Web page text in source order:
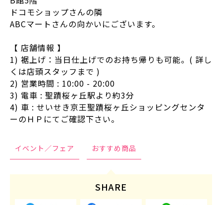
ドコモショップさんの隣
ABCマートさんの向かいにございます。
【 店舗情報 】
1) 裾上げ：当日仕上げでのお持ち帰りも可能。( 詳し
くは店頭スタッフまで )
2) 営業時間 : 10:00 - 20:00
3) 電車 : 聖蹟桜ヶ丘駅より約3分
4) 車 : せいせき京王聖蹟桜ヶ丘ショッピングセンタ
ーのＨＰにてご確認下さい。
イベント／フェア おすすめ商品
SHARE